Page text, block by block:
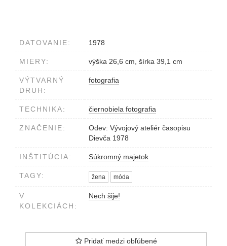
DATOVANIE: 1978
MIERY: výška 26,6 cm, šírka 39,1 cm
VÝTVARNÝ
DRUH:
fotografia
TECHNIKA: čiernobiela fotografia
ZNAČENIE:
Odev: Vývojový ateliér časopisu
Dievča 1978
INŠTITÚCIA: Súkromný majetok
TAGY: žena móda
V
KOLEKCIÁCH:
Nech šije!
Pridať medzi obľúbené